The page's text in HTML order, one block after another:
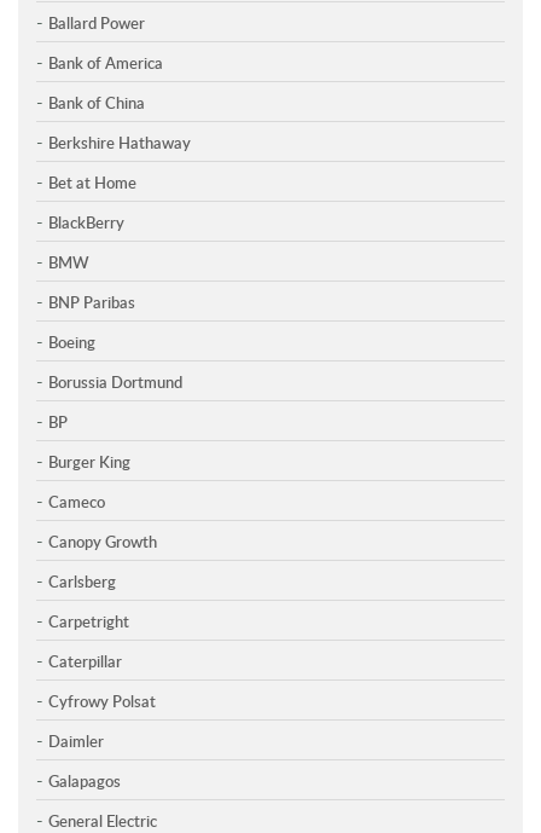
Ballard Power
Bank of America
Bank of China
Berkshire Hathaway
Bet at Home
BlackBerry
BMW
BNP Paribas
Boeing
Borussia Dortmund
BP
Burger King
Cameco
Canopy Growth
Carlsberg
Carpetright
Caterpillar
Cyfrowy Polsat
Daimler
Galapagos
General Electric